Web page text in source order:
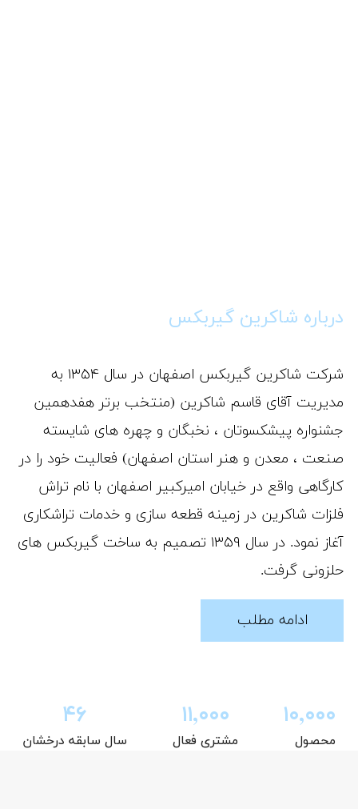
درباره شاکرین گیربکس
شرکت شاکرین گیربکس اصفهان در سال ۱۳۵۴ به
مدیریت آقای قاسم شاکرین (منتخب برتر هفدهمین
جشنواره پیشکسوتان ، نخبگان و چهره های شایسته
صنعت ، معدن و هنر استان اصفهان) فعالیت خود را در
کارگاهی واقع در خیابان امیرکبیر اصفهان با نام تراش
فلزات شاکرین در زمینه قطعه سازی و خدمات تراشکاری
آغاز نمود. در سال ۱۳۵۹ تصمیم به ساخت گیربکس های
حلزونی گرفت.
ادامه مطلب
۱۰,۰۰۰
محصول
۱۱,۰۰۰
مشتری فعال
۵۰
سال سابقه درخشان